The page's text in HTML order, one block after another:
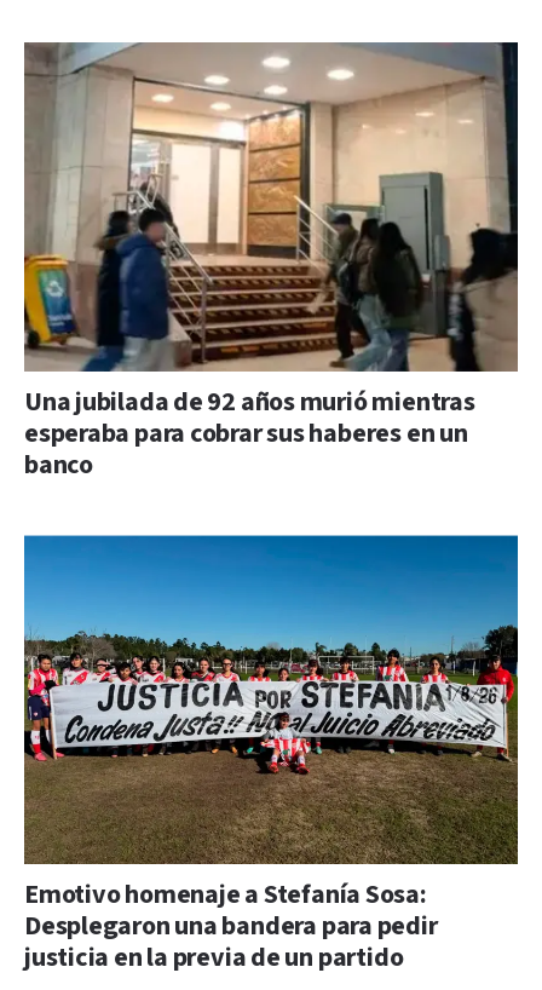
Una jubilada de 92 años murió mientras
esperaba para cobrar sus haberes en un
banco
Emotivo homenaje a Stefanía Sosa:
Desplegaron una bandera para pedir
justicia en la previa de un partido